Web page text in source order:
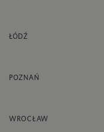
ŁÓDŹ
POZNAŃ
WROCŁAW